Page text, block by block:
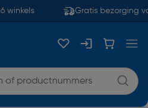
Gratis bezorging